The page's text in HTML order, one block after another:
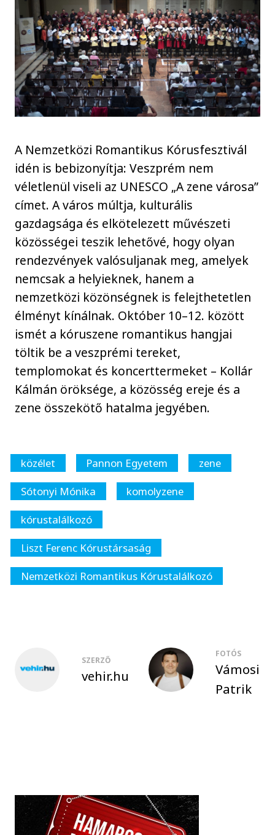
A Nemzetközi Romantikus Kórusfesztivál
idén is bebizonyítja: Veszprém nem
véletlenül viseli az UNESCO „A zene városa”
címet. A város múltja, kulturális
gazdagsága és elkötelezett művészeti
közösségei teszik lehetővé, hogy olyan
rendezvények valósuljanak meg, amelyek
nemcsak a helyieknek, hanem a
nemzetközi közönségnek is felejthetetlen
élményt kínálnak. Október 10–12. között
ismét a kóruszene romantikus hangjai
töltik be a veszprémi tereket,
templomokat és koncerttermeket – Kollár
Kálmán öröksége, a közösség ereje és a
zene összekötő hatalma jegyében.
közélet Pannon Egyetem
zene
Sótonyi Mónika
komolyzene
kórustalálkozó
Liszt Ferenc Kórustársaság
Nemzetközi Romantikus Kórustalálkozó
SZERZŐ
vehir.hu
FOTÓS
Vámosi
Patrik